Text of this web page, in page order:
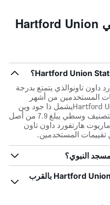
حقائق حول الإقامة في Hartford Union
داون تاونوالذي يتمتع بدرجة
744 من تقييمات المستخدمين من أشهر
الفنادق القريبة من Hartford Union Stationيشمل ذا جود وين
هوتل أهم أماكن الإقامة الأخرى بتصنيف وسطي يبلغ 7.9 من أصل
هارتفورد داون تاون
النبوي؟
ما هو الفندق الجيد في Hartford Union Station بالقرب